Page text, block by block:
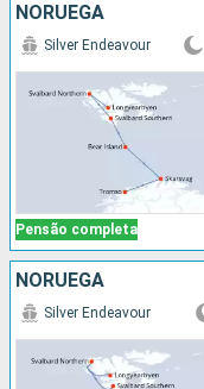
NORUEGA
Pensão completa
Silver Endeavour
NORUEGA
Silver Endeavour